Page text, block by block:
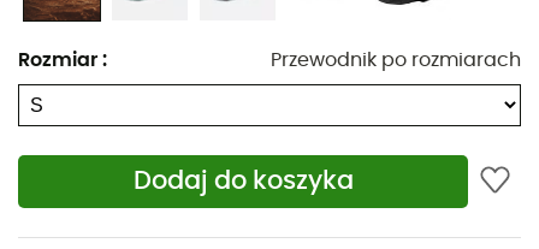
Rozmiar : Przewodnik po rozmiarach
Dodaj do koszyka
przezGiroto idealny
do komfortowej jazdy po
pełnym zaufaniem. System
Roc Loc®pozwala na
dostosowanie dopasowania i odczucia, zapewniając
długotrwały komfort i lepszą ochronę. 25kanałów
wentylacyjnychzapewnia doskonałą wentylację, nawet
w najgorętsze letnie dni.